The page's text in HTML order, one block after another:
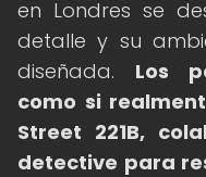
en Londres se
detalle y su
diseñada. Los
como si
Street 221B,
detective para